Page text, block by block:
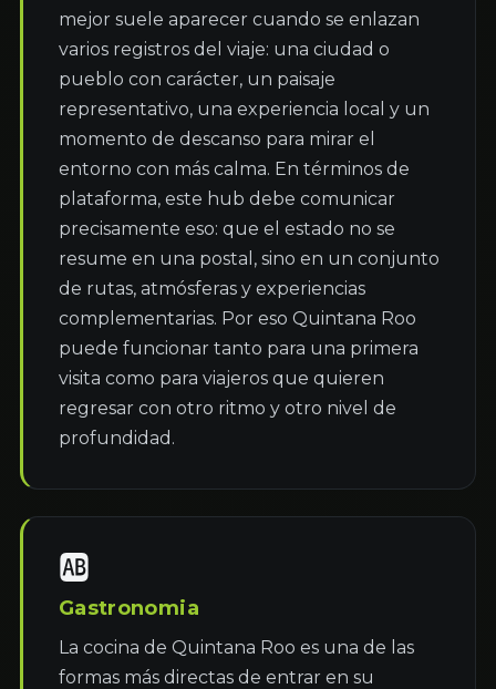
mejor suele aparecer cuando se enlazan
varios registros del viaje: una ciudad o
pueblo con carácter, un paisaje
representativo, una experiencia local y un
momento de descanso para mirar el
entorno con más calma. En términos de
plataforma, este hub debe comunicar
precisamente eso: que el estado no se
resume en una postal, sino en un conjunto
de rutas, atmósferas y experiencias
complementarias. Por eso Quintana Roo
puede funcionar tanto para una primera
visita como para viajeros que quieren
regresar con otro ritmo y otro nivel de
profundidad.
🆎
Gastronomia
La cocina de Quintana Roo es una de las
formas más directas de entrar en su